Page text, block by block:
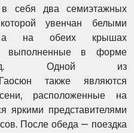
в себя два семиэтажных
которой увенчан белыми
а на обеих крышах
выполненные в форме
Одной из
Гаосюн также являются
расположенные на
яркими представителями
После обеда — поездка